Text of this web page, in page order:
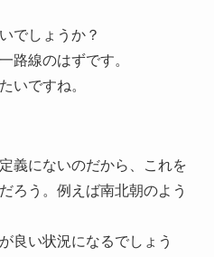
でしょうか？
路線のはずです。
いですね。
義にないのだから、これを
ろう。例えば南北朝のよう
良い状況になるでしょう